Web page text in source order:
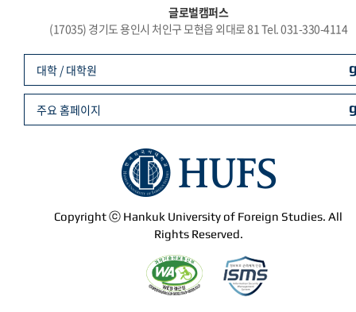
글로벌캠퍼스
(17035) 경기도 용인시 처인구 모현읍 외대로 81 Tel. 031-330-4114
Copyright ⓒ Hankuk University of Foreign Studies. All
Rights Reserved.
대학 / 대학원
주요 홈페이지